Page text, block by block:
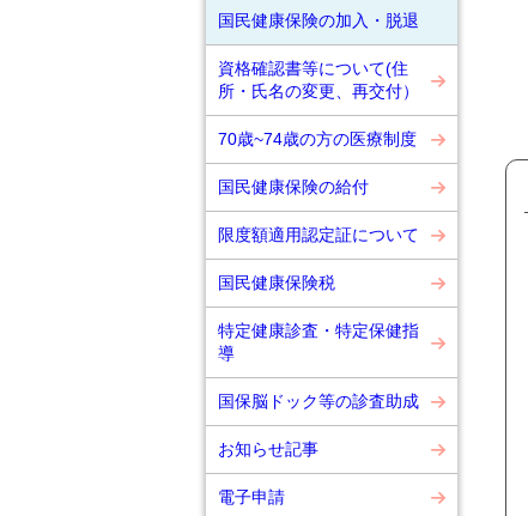
国民健康保険の加入・脱退
資格確認書等について(住
所・氏名の変更、再交付）
70歳~74歳の方の医療制度
国民健康保険の給付
限度額適用認定証について
国民健康保険税
特定健康診査・特定保健指
導
国保脳ドック等の診査助成
お知らせ記事
電子申請